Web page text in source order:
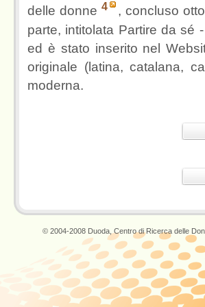
delle donne 4
, concluso
parte, intitolata Partire da sé
ed è stato inserito nel
originale (latina, catalana,
moderna.
© 2004-2008 Duoda, Centro di Ricerca delle